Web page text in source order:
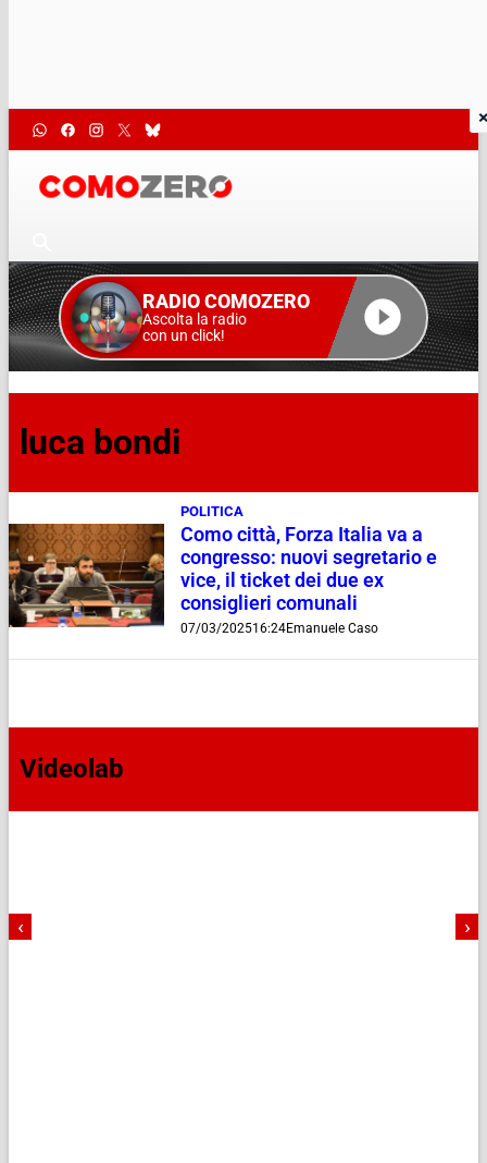
RADIO COMOZERO
Ascolta la radio
con un click!
luca bondi
POLITICA
Como città, Forza Italia va a
congresso: nuovi segretario e
vice, il ticket dei due ex
consiglieri comunali
07/03/202516:24Emanuele Caso
Videolab
‹ ›